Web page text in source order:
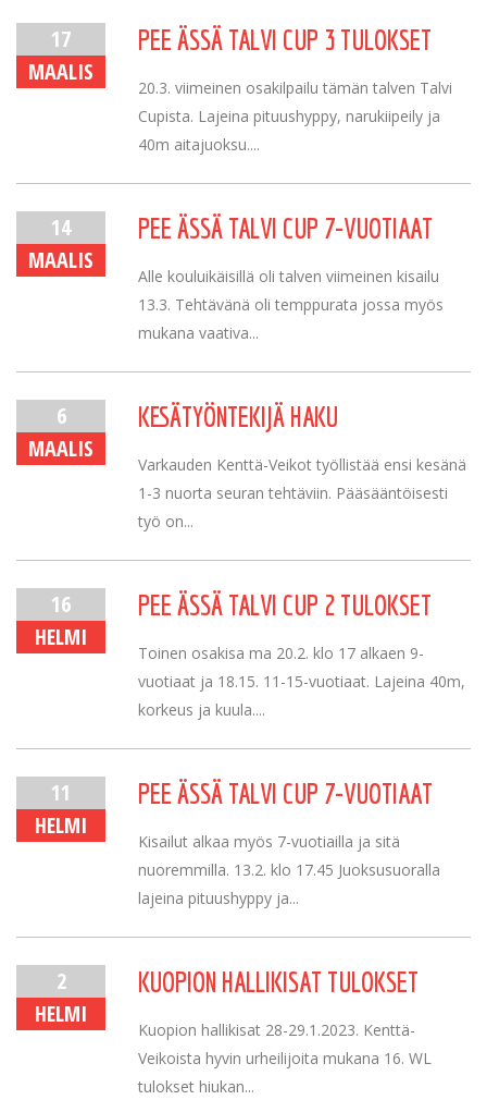
17
MAALIS
PEE ÄSSÄ TALVI CUP 3 TULOKSET
20.3. viimeinen osakilpailu tämän talven Talvi
Cupista. Lajeina pituushyppy, narukiipeily ja
40m aitajuoksu....
14
MAALIS
PEE ÄSSÄ TALVI CUP 7-VUOTIAAT
Alle kouluikäisillä oli talven viimeinen kisailu
13.3. Tehtävänä oli temppurata jossa myös
mukana vaativa...
6
MAALIS
KESÄTYÖNTEKIJÄ HAKU
Varkauden Kenttä-Veikot työllistää ensi kesänä
1-3 nuorta seuran tehtäviin. Pääsääntöisesti
työ on...
16
HELMI
PEE ÄSSÄ TALVI CUP 2 TULOKSET
Toinen osakisa ma 20.2. klo 17 alkaen 9-
vuotiaat ja 18.15. 11-15-vuotiaat. Lajeina 40m,
korkeus ja kuula....
11
HELMI
PEE ÄSSÄ TALVI CUP 7-VUOTIAAT
Kisailut alkaa myös 7-vuotiailla ja sitä
nuoremmilla. 13.2. klo 17.45 Juoksusuoralla
lajeina pituushyppy ja...
2
HELMI
KUOPION HALLIKISAT TULOKSET
Kuopion hallikisat 28-29.1.2023. Kenttä-
Veikoista hyvin urheilijoita mukana 16. WL
tulokset hiukan...